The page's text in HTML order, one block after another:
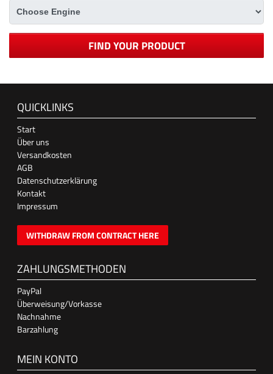
FIND YOUR PRODUCT
QUICKLINKS
Start
Über uns
Versandkosten
AGB
Datenschutzerklärung
Kontakt
Impressum
WITHDRAW FROM CONTRACT HERE
ZAHLUNGSMETHODEN
PayPal
Überweisung/Vorkasse
Nachnahme
Barzahlung
MEIN KONTO